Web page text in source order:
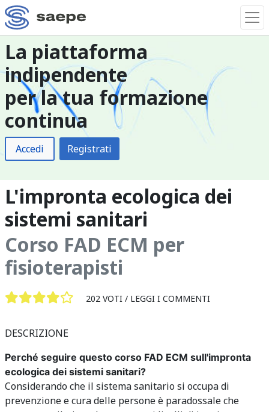
La piattaforma
indipendente
per la tua formazione
continua
Accedi Registrati
L'impronta ecologica dei
sistemi sanitari
Corso FAD ECM per
fisioterapisti
202 VOTI / LEGGI I COMMENTI
DESCRIZIONE
Perché seguire questo corso FAD ECM sull'impronta
ecologica dei sistemi sanitari?
Considerando che il sistema sanitario si occupa di
prevenzione e cura delle persone è paradossale che